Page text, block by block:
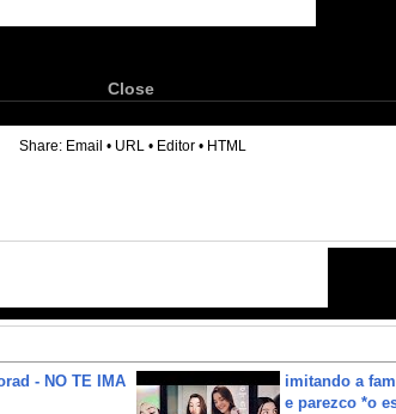
Close
Share: Email • URL • Editor • HTML
- NO TE IMA
imitando a
e parezco *o